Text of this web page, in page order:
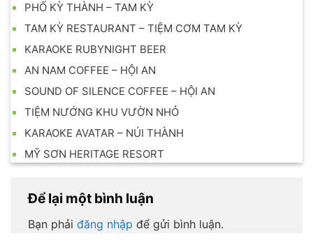
PHỐ KỲ THÀNH – TAM KỲ
TAM KỲ RESTAURANT – TIỆM CƠM TAM KỲ
KARAOKE RUBYNIGHT BEER
AN NAM COFFEE – HỘI AN
SOUND OF SILENCE COFFEE – HỘI AN
TIỆM NƯỚNG KHU VƯỜN NHỎ
KARAOKE AVATAR – NÚI THÀNH
MỸ SƠN HERITAGE RESORT
Để lại một bình luận
Bạn phải đăng nhập để gửi bình luận.